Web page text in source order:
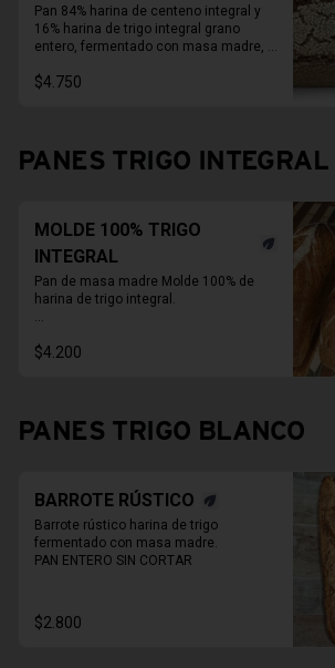
Pan 84% harina de centeno integral y
16% harina de trigo integral grano
entero, fermentado con masa madre,
activadas.
15 a 20 días.
$4.750
PANES TRIGO INTEGRAL
MOLDE 100% TRIGO
INTEGRAL
Pan de masa madre Molde 100% de
harina de trigo integral.
moldes de panes pueden cambiar.
$4.200
PANES TRIGO BLANCO
BARROTE RÚSTICO
Barrote rústico harina de trigo
fermentado con masa madre.
PAN ENTERO SIN CORTAR
$2.800